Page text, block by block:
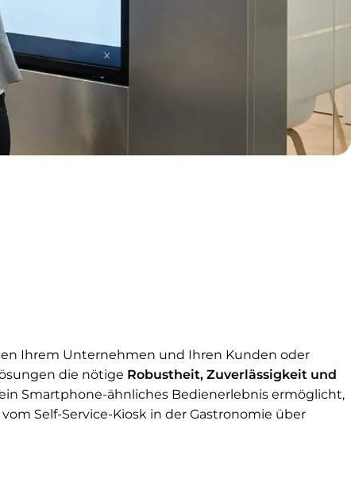
Ihrem Unternehmen und Ihren Kunden oder
die nötige Robustheit, Zuverlässigkeit und
Smartphone-ähnliches Bedienerlebnis ermöglicht,
Self-Service-Kiosk in der Gastronomie über